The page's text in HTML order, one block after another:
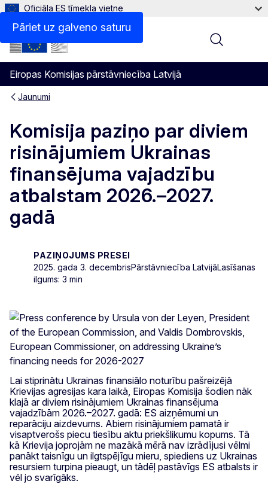
Pāriet uz galveno saturu
Oficiāla ES tīmekļa vietne
Eiropas Komisijas pārstāvniecība Latvijā
Menu
Jaunumi
Komisija paziņo par diviem
risinājumiem Ukrainas
finansējuma vajadzību
atbalstam 2026.–2027.
gadā
PAZIŅOJUMS PRESEI
2025. gada 3. decembrisPārstāvniecība LatvijāLasīšanas
ilgums: 3 min
Lai stiprinātu Ukrainas finansiālo noturību pašreizējā
Krievijas agresijas kara laikā, Eiropas Komisija šodien nāk
klajā ar diviem risinājumiem Ukrainas finansējuma
vajadzībām 2026.–2027. gadā: ES aizņēmumi un
reparāciju aizdevums. Abiem risinājumiem pamatā ir
visaptverošs piecu tiesību aktu priekšlikumu kopums. Tā
kā Krievija joprojām ne mazākā mērā nav izrādījusi vēlmi
panākt taisnīgu un ilgtspējīgu mieru, spiediens uz Ukrainas
resursiem turpina pieaugt, un tādēļ pastāvīgs ES atbalsts ir
vēl jo svarīgāks.